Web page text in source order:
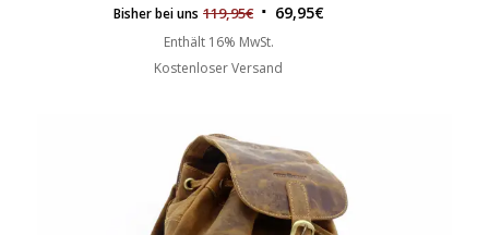
Bisher bei uns 119,95€ 69,95€
Enthält 16% MwSt.
Kostenloser Versand